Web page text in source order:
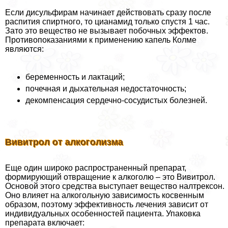
Если дисульфирам начинает действовать сразу после
распития спиртного, то цианамид только спустя 1 час.
Зато это вещество не вызывает побочных эффектов.
Противопоказаниями к применению капель Колме
являются:
беременность и лактаций;
почечная и дыхательная недостаточность;
декомпенсация сердечно-сосудистых болезней.
Вивитрол от алкоголизма
Еще один широко распространенный препарат,
формирующий отвращение к алкоголю – это Вивитрол.
Основой этого средства выступает вещество налтрексон.
Оно влияет на алкогольную зависимость косвенным
образом, поэтому эффективность лечения зависит от
индивидуальных особенностей пациента. Упаковка
препарата включает: